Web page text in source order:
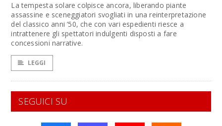
La tempesta solare colpisce ancora, liberando piante
assassine e sceneggiatori svogliati in una reinterpretazione
del classico anni ’50, che con vari espedienti riesce a
intrattenere gli spettatori indulgenti disposti a fare
concessioni narrative.
LEGGI
SEGUICI SU